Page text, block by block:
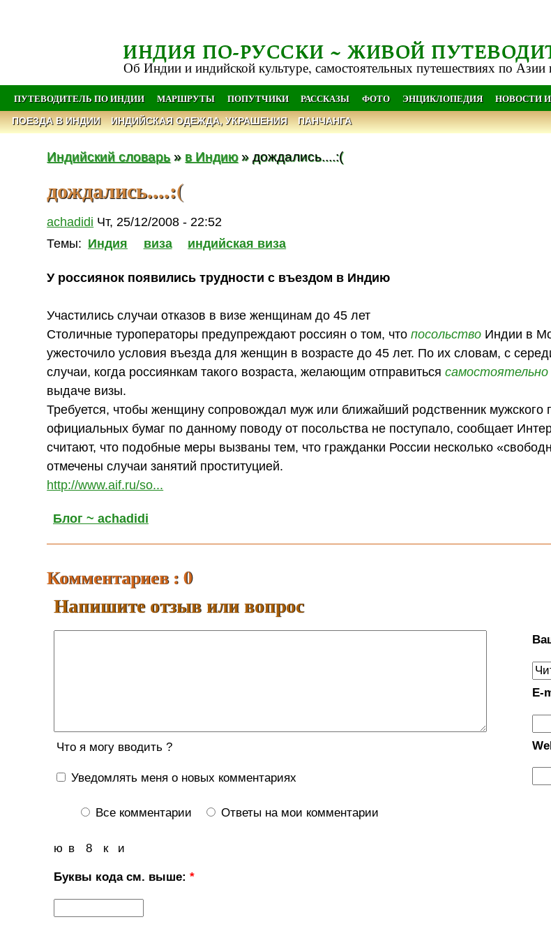
ИНДИЯ ПО-РУССКИ ~ ЖИВОЙ
Об Индии и индийской культуре, самостоятельных путешествиях по Азии
ПУТЕВОДИТЕЛЬ ПО ИНДИИ МАРШРУТЫ ПОПУТЧИКИ РАССКАЗЫ ФОТО ЭНЦИКЛОПЕДИЯ НОВОСТИ
ПОЕЗДА В ИНДИИ ИНДИЙСКАЯ ОДЕЖДА, УКРАШЕНИЯ ПАНЧАНГА
Индийский словарь» в Индию» дождались....:(
дождались....:(
achadidi Чт, 25/12/2008 - 22:52
Темы: Индия виза индийская виза
У россиянок появились трудности с въездом в Индию
Участились случаи отказов в визе женщинам до 45 лет
Столичные туроператоры предупреждают россиян о том, чтопосольство Индии в
ужесточило условия въезда для женщин в возрасте до 45 лет. По их словам, с
случаи, когда россиянкам такого возраста, желающим отправитьсясамостоятельно
выдаче визы.
Требуется, чтобы женщину сопровождал муж или ближайший родственник мужского
официальных бумаг по данному поводу от посольства не поступало, сообщает
считают, что подобные меры вызваны тем, что гражданки России несколько
отмечены случаи занятий проституцией.
http://www.aif.ru/so...
Блог ~ achadidi
Комментариев : 0
Напишите отзыв или вопрос
E-
Что я могу вводить ?
Уведомлять меня о новых комментариях
Все комментарии Ответы на мои комментарии
ю 8
в к и
Буквы кода см. выше:*